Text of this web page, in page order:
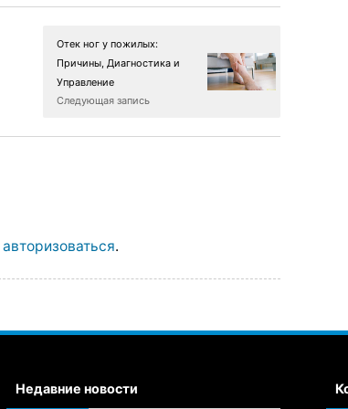
Отек ног у пожилых:
Причины, Диагностика и
Управление
Следующая запись
авторизоваться.
Недавние новости